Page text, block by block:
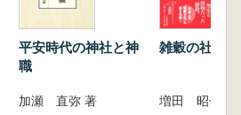
平安時代の神社と神
職
加瀬 直弥 著
雑穀の社会史
増田 昭子 著